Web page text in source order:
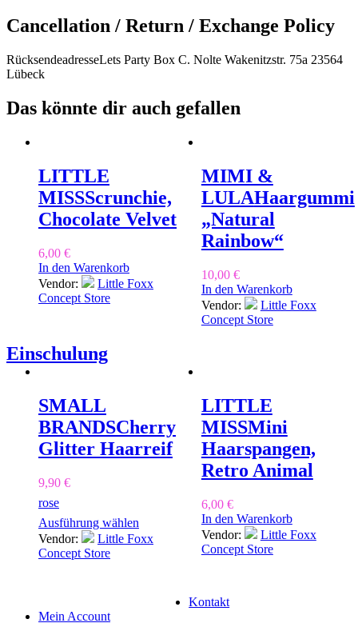
Cancellation / Return / Exchange Policy
RücksendeadresseLets Party Box C. Nolte Wakenitzstr. 75a 23564
Lübeck
Das könnte dir auch gefallen
LITTLE
MISSScrunchie,
Chocolate Velvet
6,00 €
In den Warenkorb
Vendor:
Little Foxx
Concept Store
MIMI &
LULAHaargummi
„Natural
Rainbow“
10,00 €
In den Warenkorb
Vendor:
Little Foxx
Concept Store
SMALL
BRANDSCherry
Glitter Haarreif
9,90 €
rose
Ausführung wählen
Vendor:
Little Foxx
Concept Store
LITTLE
MISSMini
Haarspangen,
Retro Animal
6,00 €
In den Warenkorb
Vendor:
Little Foxx
Concept Store
Einschulung
Kontakt
Mein Account